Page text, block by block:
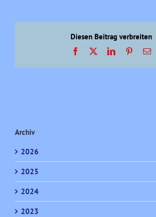
Diesen Beitrag verbreiten
Facebook LinkedInPinterest
E-
Archiv
2026
2025
2024
2023